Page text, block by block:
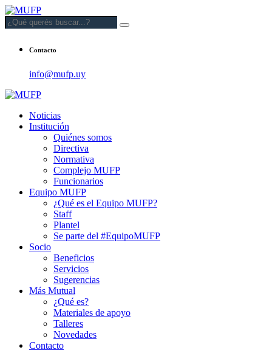
Contacto
info@mufp.uy
Noticias
Institución
Quiénes somos
Directiva
Normativa
Complejo MUFP
Funcionarios
Equipo MUFP
¿Qué es el Equipo MUFP?
Staff
Plantel
Se parte del #EquipoMUFP
Socio
Beneficios
Servicios
Sugerencias
Más Mutual
¿Qué es?
Materiales de apoyo
Talleres
Novedades
Contacto